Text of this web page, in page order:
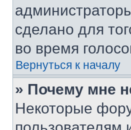
сделано для
во время
Вернуться к началу
» Почему мне
Некоторые